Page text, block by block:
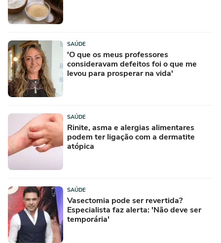
SAÚDE
'O que os meus professores
consideravam defeitos foi o que me
levou para prosperar na vida'
SAÚDE
Rinite, asma e alergias alimentares
podem ter ligação com a dermatite
atópica
SAÚDE
Vasectomia pode ser revertida?
Especialista faz alerta: 'Não deve ser
temporária'